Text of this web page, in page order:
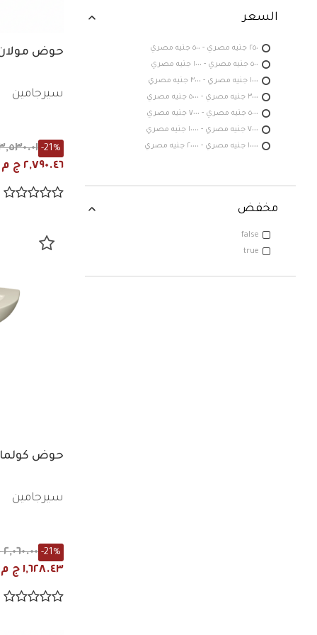
السعر
٢٥٠ جنيه مصري - ٥٠٠ جنيه مصري
٥٠٠ جنيه مصري - ١٠٠٠ جنيه مصري
١٠٠٠ جنيه مصري - ٣٠٠٠ جنيه مصري
٣٠٠٠ جنيه مصري - ٥٠٠٠ جنيه مصري
٥٠٠٠ جنيه مصري - ٧٠٠٠ جنيه مصري
٧٠٠٠ جنيه مصري - ١٠٠٠٠ جنيه مصري
١٠٠٠٠ جنيه مصري - ٢٠٠٠٠ جنيه مصري
مخفض
false
true
حوض مولان 60 سم بعامود
سيرجامين
٣,٥٣٠.٠١ ج -21%
٢,٧٩٠.٤٦ ج م
حوض كولمار 60 سم بعامود
سيرجامين
٢,٠٦٠.٠٠ ج م -21%
١,٦٢٨.٤٣ ج م